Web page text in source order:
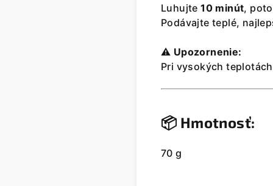
Luhujte10 minút,
Podávajte teplé,
⚠️ Upozornenie:
Pri vysokých
📦 Hmotnosť:
70 g